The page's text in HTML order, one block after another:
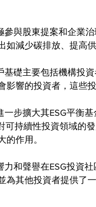
參與股東提案和企業
減少碳排放、提高
基礎主要包括機構投
響的投資者，這些
一步擴大其ESG平衡
可持續性投資領域的
的作用。
和聲譽在ESG投資
為其他投資者提供了